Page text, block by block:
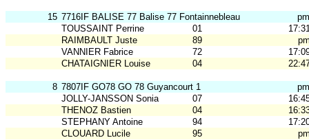
15 7716IF BALISE 77 Balise 77 Fontainnebleau
pm
TOUSSAINT Perrine
01
RAIMBAULT Juste
89
VANNIER Fabrice
72
CHATAIGNIER Louise
04
8 7807IF GO78 GO 78 Guyancourt 1
pm
JOLLY-JANSSON Sonia
07
THENOZ Bastien
04
STEPHANY Antoine
94
CLOUARD Lucile
95